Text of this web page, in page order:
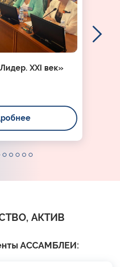
XXI век»
АКТИВ
АССАМБЛЕИ: